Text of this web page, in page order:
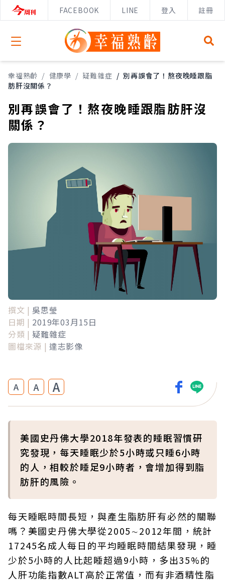
FACEBOOK LINE 登入 註冊
Open menu
幸福熟齡 / 健康學 / 疑難雜症 / 別再誤會了！熬夜晚睡跟脂
肪肝沒關係？
別再誤會了！熬夜晚睡跟脂肪肝沒
關係？
撰文 | 吳思瑩
日期 | 2019年03月15日
分類 | 疑難雜症
圖檔來源 | 達志影像
A A A
美國史丹佛大學2018年發表的睡眠習慣研
究發現，每天睡眠少於5小時或只睡6小時
的人，相較於睡足9小時者，會增加得到脂
肪肝的風險。
每天睡眠時間長短，與產生脂肪肝有必然的關聯
嗎？美國史丹佛大學從2005∼2012年間，統計
17245名成人每日的平均睡眠時間結果發現，睡
少於5小時的人比起睡超過9小時，多出35%的
人肝功能指數ALT高於正常值，而有非酒精性脂